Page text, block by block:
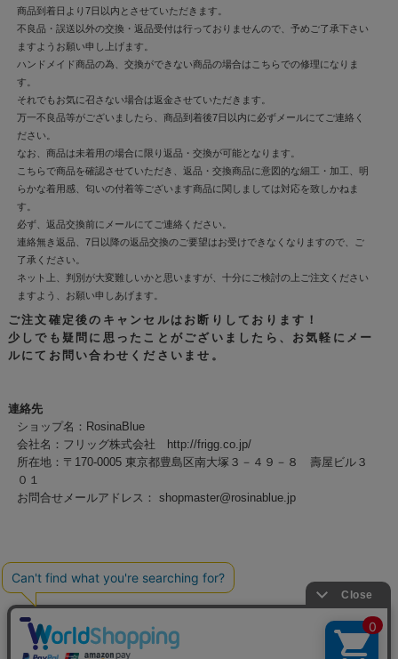
商品到着日より7日以内とさせていただきます。
不良品・誤送以外の交換・返品受付は行っておりませんので、予めご了承下さい
ますようお願い申し上げます。
ハンドメイド商品の為、交換ができない商品の場合はこちらでの修理になりま
す。
それでもお気に召さない場合は返金させていただきます。
万一不良品等がございましたら、商品到着後7日以内に必ずメールにてご連絡く
ださい。
なお、商品は未着用の場合に限り返品・交換が可能となります。
こちらで商品を確認させていただき、返品・交換商品に意図的な細工・加工、明
らかな着用感、匂いの付着等ございます商品に関しましては対応を致しかねま
す。
必ず、返品交換前にメールにてご連絡ください。
連絡無き返品、7日以降の返品交換のご要望はお受けできなくなりますので、ご
了承ください。
ネット上、判別が大変難しいかと思いますが、十分にご検討の上ご注文ください
ますよう、お願い申しあげます。
ご注文確定後のキャンセルはお断りしております！
少しでも疑問に思ったことがございましたら、お気軽にメー
ルにてお問い合わせくださいませ。
連絡先
ショップ名：RosinaBlue
会社名：フリッグ株式会社 http://frigg.co.jp/
所在地：〒170-0005 東京都豊島区南大塚３－４９－８ 壽屋ビル３
０１
お問合せメールアドレス： shopmaster@rosinablue.jp